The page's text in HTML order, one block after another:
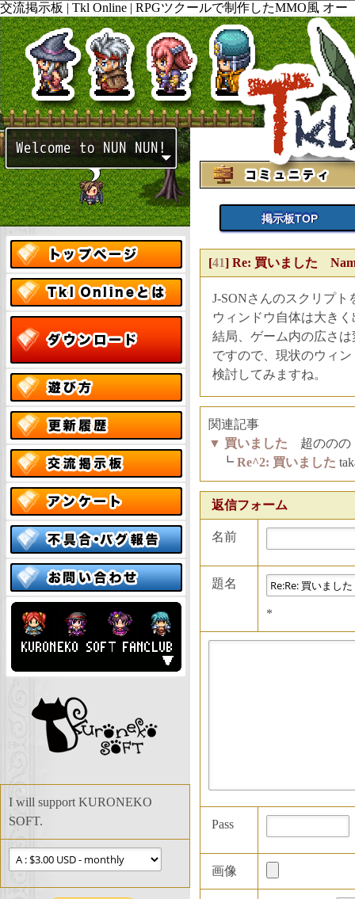
交流掲示板 | Tkl Online | RPGツクールで制作したMMO風 オー
プンワールド ロールプレイング PCゲームの ダウンロードと販
売。開発ブログやtwitterも随時更新してますので見て下さい。
I will support KURONEKO
SOFT.
掲示板TOP
[41] Re: 買いました
J-SONさんのスクリプ
ウィンドウ自体は大き
結局、ゲーム内の広さ
ですので、現状のウィ
検討してみますね。
関連記事
▼ 買いました 超ののの
┗ Re^2: 買いました
返信フォーム
名前
題名
*
Pass
画像